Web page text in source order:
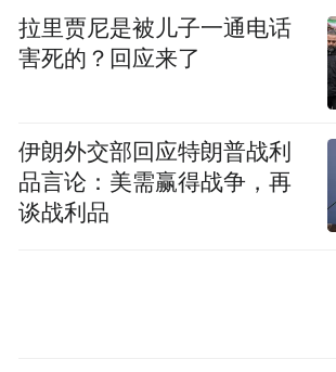
黄渤、袁泉主演话剧《活着》
越来越多的影视明星开始回归
明星的号召力也在极大程度
话剧行业站住脚？
宋迎秋表示，明星有一个号召
拉里贾尼是被儿子一通电话
害死的？回应来了
伊朗外交部回应特朗普战利
品言论：美需赢得战争，再
谈战利品